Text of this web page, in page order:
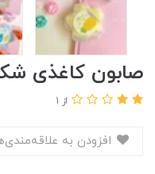
صابون کاغذی
از 1